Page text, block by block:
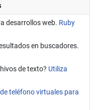
desarrollos web. Ruby
en buscadores.
de texto? Utiliza
teléfono virtuales para